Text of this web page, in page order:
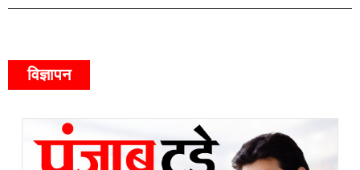
विज्ञापन